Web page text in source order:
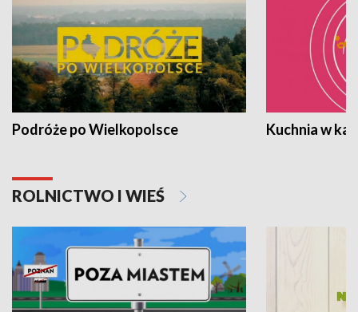
Podróże po Wielkopolsce Kuchnia w
ROLNICTWO I WIEŚ